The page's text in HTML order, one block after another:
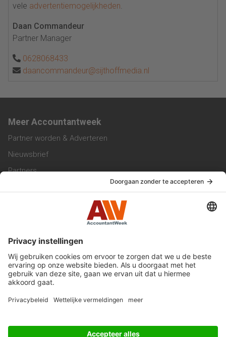
vele advertentiemogelijkheden
Daan Commandeur
Partner Manager
0628068433
daancommandeur@sijthoffmedia.nl
Meer Accountantweek
Partner worden & Adverteren
Nieuwsbrief
Partners
Privacy Statement
Algemene Voorwaarden
Privacyinstellingen